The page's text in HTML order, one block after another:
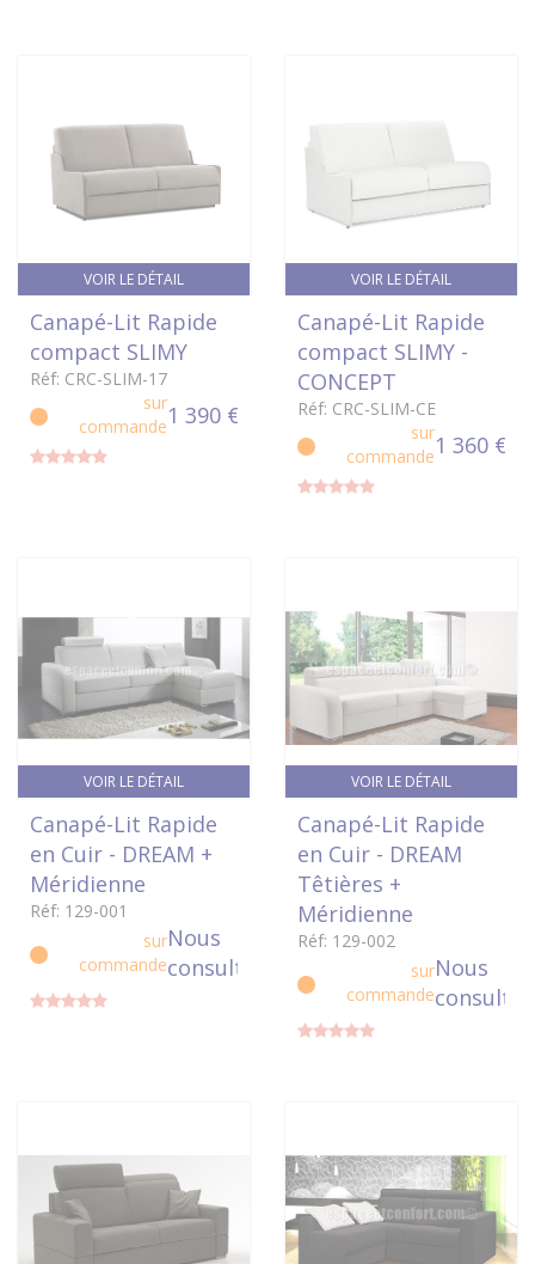
VOIR LE DÉTAIL
Canapé-Lit Rapide
compact SLIMY
Réf: CRC-SLIM-17
sur
commande1 390 €
VOIR LE DÉTAIL
Canapé-Lit Rapide
compact SLIMY -
CONCEPT
Réf: CRC-SLIM-CE
sur
commande1 360 €
VOIR LE DÉTAIL
Canapé-Lit Rapide
en Cuir - DREAM +
Méridienne
Réf: 129-001
sur
commande
Nous
consulter
VOIR LE DÉTAIL
Canapé-Lit Rapide
en Cuir - DREAM
Têtières +
Méridienne
Réf: 129-002
sur
commande
Nous
consulter